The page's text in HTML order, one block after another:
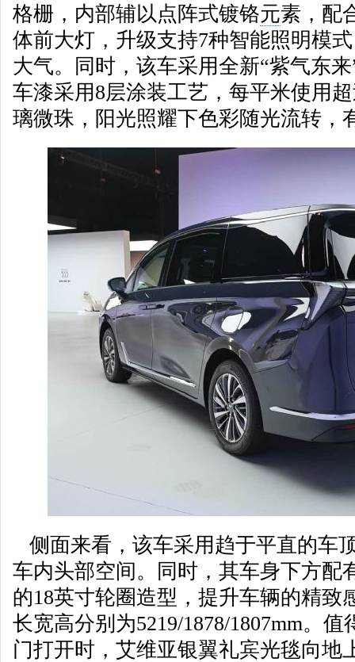
格栅，内部辅以点阵式镀铬元素，配
体前大灯，升级支持7种智能照明模
大气。同时，该车采用全新“紫气东
车漆采用8层涂装工艺，每平米使用
璃微珠，阳光照耀下色彩随光流转，
侧面来看，该车采用趋于平直的车
车内头部空间。同时，其车身下方配
的18英寸轮圈造型，提升车辆的精致
长宽高分别为5219/1878/1807mm。
门打开时，艾维亚银翼礼宾光毯向地